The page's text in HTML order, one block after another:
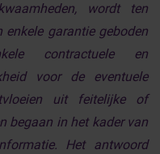
wordt ten
garantie geboden
contractuele en
voor de eventuele
uit feitelijke of
begaan in het kader van
Het antwoord